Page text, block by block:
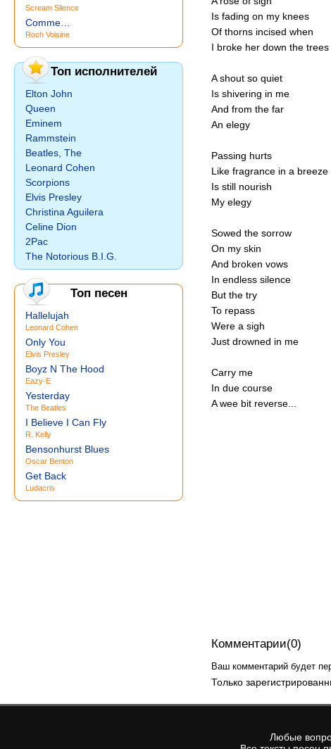
Is fading on my knees
Of thorns incised when
I broke her down the trees
A shout so quiet
Is shivering in me
And from the far
An elegy
Passing hurts
Like fragrance in a breeze
Is still nourish
My elegy
Sowed the sorrow
On my skin
And broken vows
In endless silence
But the try
To repass
Were a sigh
Just drowned in me
Carry me
In due course
A wee bit reverse...
Комментарии(0)
Ваш комментарий будет
Только
Scream Silence
Comme…
Roch Voisine
Топ исполнителей
Elton John
Queen
Eminem
Rammstein
Beatles, The
Leonard Cohen
Scorpions
Elvis Presley
Christina Aguilera
Celine Dion
2Pac
The Notorious B.I.G.
Топ песен
Hallelujah
Leonard Cohen
Only You
Elvis Presley
Boyz N The Hood
Eazy-E
Yesterday
The Beatles
I Believe I Can Fly
R. Kelly
Bensonhurst Blues
Oscar Benton
Get Back
Ludacris
Любые